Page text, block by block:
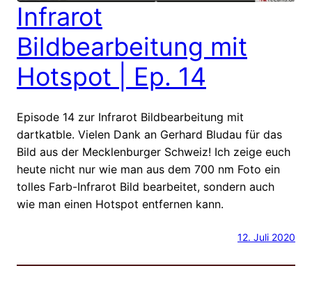
Infrarot
Bildbearbeitung mit
Hotspot | Ep. 14
Episode 14 zur Infrarot Bildbearbeitung mit
dartkatble. Vielen Dank an Gerhard Bludau für das
Bild aus der Mecklenburger Schweiz! Ich zeige euch
heute nicht nur wie man aus dem 700 nm Foto ein
tolles Farb-Infrarot Bild bearbeitet, sondern auch
wie man einen Hotspot entfernen kann.
12. Juli 2020